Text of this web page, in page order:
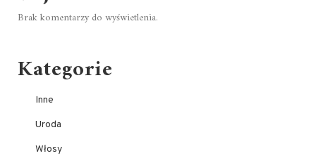
Brak komentarzy do wyświetlenia.
Kategorie
Inne
Uroda
Włosy